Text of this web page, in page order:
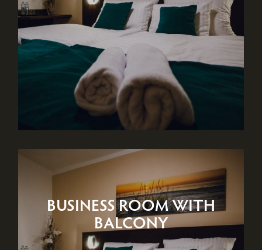
BUSINESS ROOM WITH
BALCONY